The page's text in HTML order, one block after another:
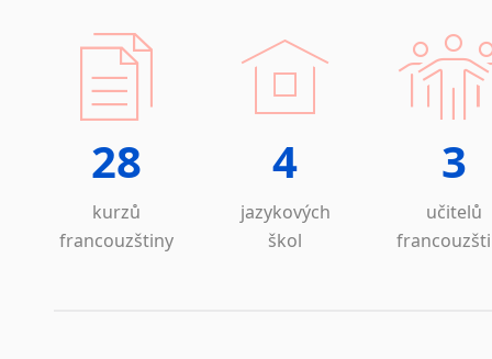
28
kurzů
francouzštiny
4
jazykových
škol
3
učitelů